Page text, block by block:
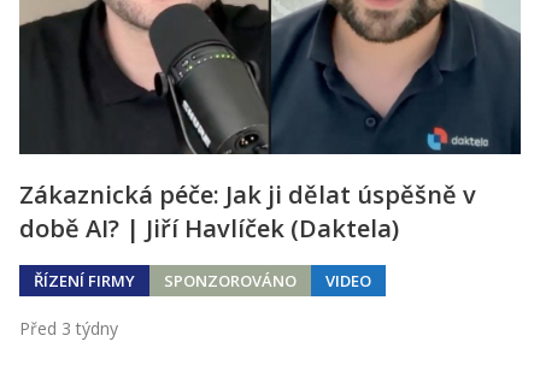
Zákaznická péče: Jak ji dělat úspěšně v
době AI? | Jiří Havlíček (Daktela)
ŘÍZENÍ FIRMY SPONZOROVÁNO VIDEO
Před 3 týdny